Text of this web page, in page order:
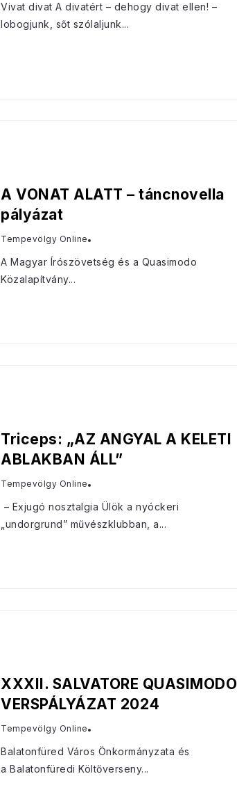
Vivat divat A divatért – dehogy divat ellen! –
lobogjunk, sőt szólaljunk...
A VONAT ALATT – táncnovella
pályázat
Tempevölgy Online
A Magyar Írószövetség és a Quasimodo
Közalapítvány...
Triceps: „AZ ANGYAL A KELETI
ABLAKBAN ÁLL”
Tempevölgy Online
– Exjugó nosztalgia Ülök a nyóckeri
„undorgrund” művészklubban, a...
XXXII. SALVATORE QUASIMODO
VERSPÁLYÁZAT 2024
Tempevölgy Online
Balatonfüred Város Önkormányzata és
a Balatonfüredi Költőverseny...